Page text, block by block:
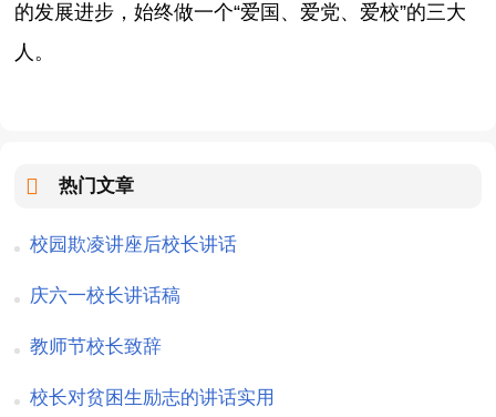
的发展进步，始终做一个“爱国、爱党、爱校”的三大
人。
热门文章
校园欺凌讲座后校长讲话
庆六一校长讲话稿
教师节校长致辞
校长对贫困生励志的讲话实用